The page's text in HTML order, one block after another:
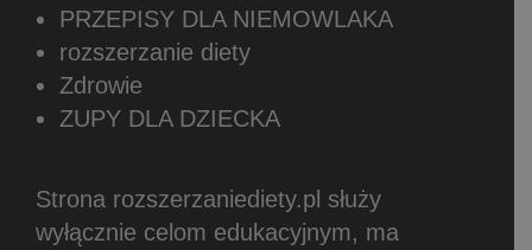
PRZEPISY DLA NIEMOWLAKA
rozszerzanie diety
Zdrowie
ZUPY DLA DZIECKA
Strona rozszerzaniediety.pl służy
wyłącznie celom edukacyjnym, ma